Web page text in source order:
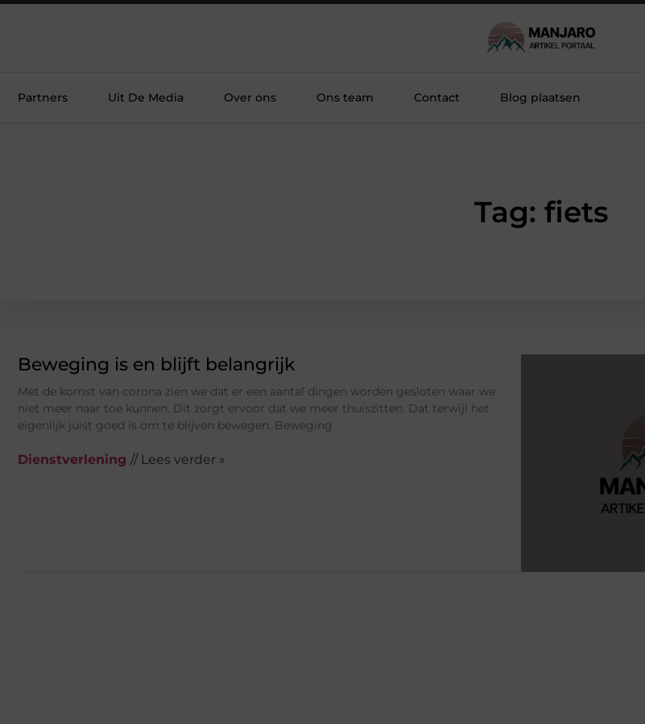
Partners Uit De Media Over ons Ons team Contact Blog plaatsen
Tag: fiets
Beweging is en blijft belangrijk
Met de komst van corona zien we dat er een aantal dingen worden gesloten waar we
niet meer naar toe kunnen. Dit zorgt ervoor dat we meer thuiszitten. Dat terwijl het
eigenlijk juist goed is om te blijven bewegen. Beweging
Dienstverlening // Lees verder »